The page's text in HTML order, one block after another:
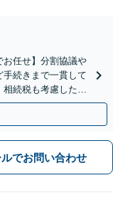
お任せ】分割協議や
続きまで一貫して
続税も考慮した相
贈与も対応
ルでお問い合わせ